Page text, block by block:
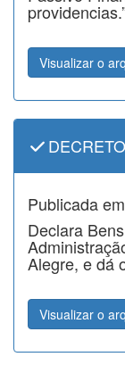
Visualizar o
Publicada
Declara
Alegre, e dá
Visualizar o